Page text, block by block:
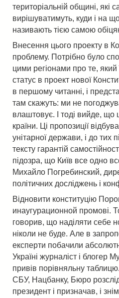
територіальній общині, які
вирішуватимуть, куди і на
називають тією самою
Внесення цього проекту в
проблему. Потрібно було
цими регіонами про те, який
статус в проект нової
в першому читанні, і
там скажуть: ми не
влаштовує. І тоді вийде, що
країни. Ці пропозиції
унітарної держави, і до тих
тексту гарантій
підозра, що Київ все одно
Михайло Погребинский,
політичних досліджень і
Відновити конституцію
инаугурационной промові.
говорив, що наділяти себе
ніколи не буде. Але в
експерти побачили
Україні журналіст і блогер
привів порівняльну
СБУ, Нацбанку, Бюро
президент і призначав, і